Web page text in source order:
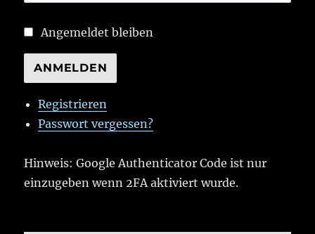
Angemeldet bleiben
ANMELDEN
Registrieren
Passwort vergessen?
Hinweis: Google Authenticator Code ist nur
einzugeben wenn 2FA aktiviert wurde.